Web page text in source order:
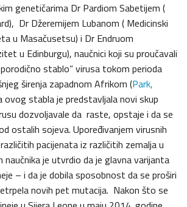
genetičarima Dr Pardiom Sabetijem (
Dr Džeremijem Lubanom ( Medicinski
u Masačusetsu) i Dr Endruom
u Edinburgu), naučnici koji su proučavali
stablo” virusa tokom perioda
širenja zapadnom Afrikom (Park,
ovog stabla je predstavljala novi skup
dozvoljavale da raste, opstaje i da se
ostalih sojeva. Upoređivanjem virusnih
pacijenata iz različitih zemalja u
je utvrdio da je glavna varijanta
– i da je dobila sposobnost da se proširi
novih pet mutacija. Nakon što se